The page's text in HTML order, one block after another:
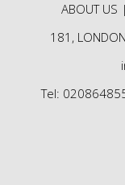
ABOUT US |
181,
Tel: